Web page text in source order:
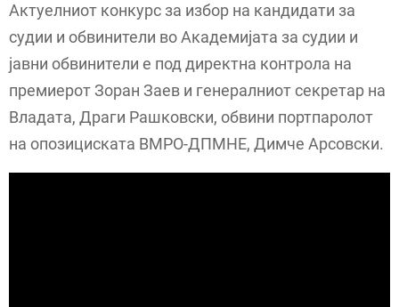
Актуелниот конкурс за избор на кандидати за
судии и обвинители во Академијата за судии и
јавни обвинители е под директна контрола на
премиерот Зоран Заев и генералниот секретар на
Владата, Драги Рашковски, обвини портпаролот
на опозициската ВМРО-ДПМНЕ, Димче Арсовски.